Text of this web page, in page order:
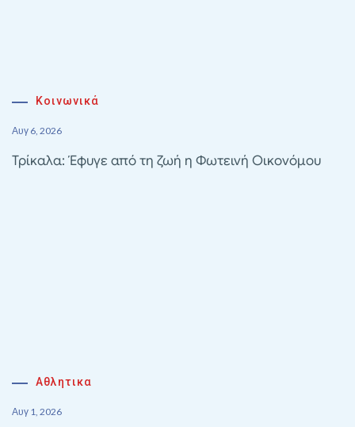
Κοινωνικά
Αυγ 6, 2026
Τρίκαλα: Έφυγε από τη ζωή η Φωτεινή Οικονόμου
Αθλητικα
Αυγ 1, 2026